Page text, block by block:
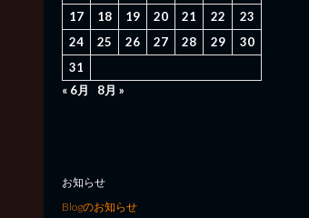
17
18 19 20 21 22
23
24
25 26 27 28 29
30
31
« 6月
8月 »
お知らせ
Blogのお知らせ